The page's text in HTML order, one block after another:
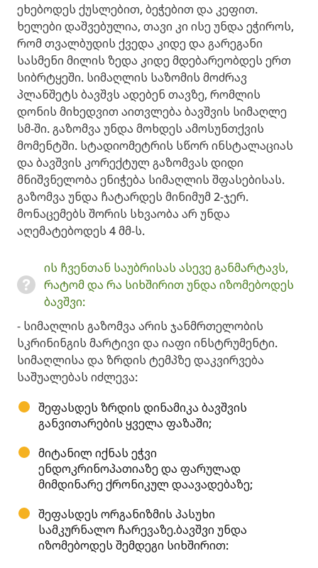
ეხებოდეს ქუსლებით, ბეჭებით და კეფით.
ხელები დაშვებულია, თავი კი ისე უნდა ეჭიროს,
რომ თვალბუდის ქვედა კიდე და გარეგანი
სასმენი მილის ზედა კიდე მდებარეობდეს ერთ
სიბრტყეში. სიმაღლის საზომის მოძრავ
პლანშეტს ბავშვს ადებენ თავზე, რომლის
დონის მიხედვით აითვლება ბავშვის სიმაღლე
სმ-ში. გაზომვა უნდა მოხდეს ამოსუნთქვის
მომენტში. სტადიომეტრის სწორ ინსტალაციას
და ბავშვის კორექტულ გაზომვას დიდი
მნიშვნელობა ენიჭება სიმაღლის შფასებისას.
გაზომვა უნდა ჩატარდეს მინიმუმ 2-ჯერ.
მონაცემებს შორის სხვაობა არ უნდა
აღემატებოდეს 4 მმ-ს.
ის ჩვენთან საუბრისას ასევე განმარტავს,
რატომ და რა სიხშირით უნდა იზომებოდეს
ბავშვი:
- სიმაღლის გაზომვა არის ჯანმრთელობის
სკრინინგის მარტივი და იაფი ინსტრუმენტი.
სიმაღლისა და ზრდის ტემპზე დაკვირვება
საშუალებას იძლევა:
შეფასდეს ზრდის დინამიკა ბავშვის
განვითარების ყველა ფაზაში;
მიტანილ იქნას ეჭვი
ენდოკრინოპათიაზე და ფარულად
მიმდინარე ქრონიკულ დაავადებაზე;
შეფასდეს ორგანიზმის პასუხი
სამკურნალო ჩარევაზე.ბავშვი უნდა
იზომებოდეს შემდეგი სიხშირით: